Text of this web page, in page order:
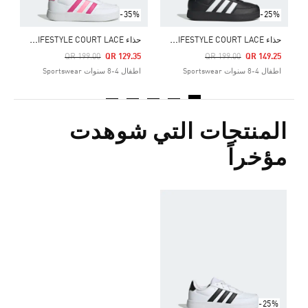
-25%
ح
ذاء BREAKNET LIFESTYLE COURT LACE
Price Reduced From
QR 199.00
To QR 149.25
اطفال 4-8 سنوات Sportswear
-35%
ح
ذاء BREAKNET LIFESTYLE COURT LACE
Price Reduced From
QR 199.00
To QR 129.35
اطفال 4-8 سنوات Sportswear
المنتجات التي شوهدت
مؤخراً
-25%